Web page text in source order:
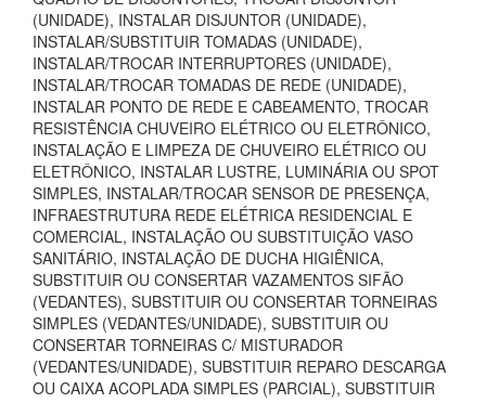
(UNIDADE), INSTALAR DISJUNTOR (UNIDADE),
INSTALAR/SUBSTITUIR TOMADAS (UNIDADE),
INSTALAR/TROCAR INTERRUPTORES (UNIDADE),
INSTALAR/TROCAR TOMADAS DE REDE (UNIDADE),
INSTALAR PONTO DE REDE E CABEAMENTO, TROCAR
RESISTÊNCIA CHUVEIRO ELÉTRICO OU ELETRÔNICO,
INSTALAÇÃO E LIMPEZA DE CHUVEIRO ELÉTRICO OU
ELETRÔNICO, INSTALAR LUSTRE, LUMINÁRIA OU SPOT
SIMPLES, INSTALAR/TROCAR SENSOR DE PRESENÇA,
INFRAESTRUTURA REDE ELÉTRICA RESIDENCIAL E
COMERCIAL, INSTALAÇÃO OU SUBSTITUIÇÃO VASO
SANITÁRIO, INSTALAÇÃO DE DUCHA HIGIÊNICA,
SUBSTITUIR OU CONSERTAR VAZAMENTOS SIFÃO
(VEDANTES), SUBSTITUIR OU CONSERTAR TORNEIRAS
SIMPLES (VEDANTES/UNIDADE), SUBSTITUIR OU
CONSERTAR TORNEIRAS C/ MISTURADOR
(VEDANTES/UNIDADE), SUBSTITUIR REPARO DESCARGA
OU CAIXA ACOPLADA SIMPLES (PARCIAL), SUBSTITUIR